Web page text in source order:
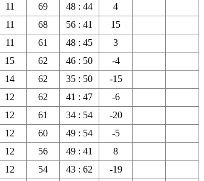
11 69 48 : 44
4
11 68 56 : 41
15
11 61 48 : 45
3
15 62 46 : 50
-4
14 62 35 : 50
-15
12 62 41 : 47
-6
12 61 34 : 54
-20
12 60 49 : 54
-5
12 56 49 : 41
8
12 54 43 : 62
-19